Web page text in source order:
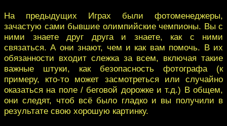
На предыдущих Играх были фотоменеджеры,
зачастую сами бывшие олимпийские чемпионы. Вы с
ними знаете друг друга и знаете, как с ними
связаться. А они знают, чем и как вам помочь. В их
обязанности входит слежка за всем, включая такие
важные штуки, как безопасность фотографа (к
примеру, кто-то может засмотреться или случайно
оказаться на поле / беговой дорожке и т.д.) В общем,
они следят, чтоб всё было гладко и вы получили в
результате свою хорошую картинку.